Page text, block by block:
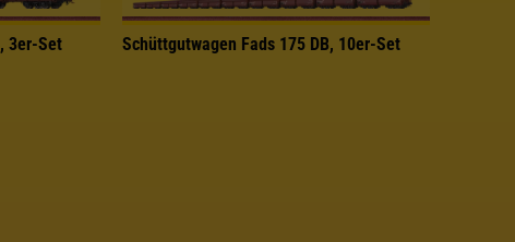
3er-Set Schüttgutwagen Fads 175 DB, 10er-Set